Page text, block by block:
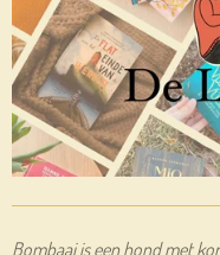
Bombaaj is een hond met